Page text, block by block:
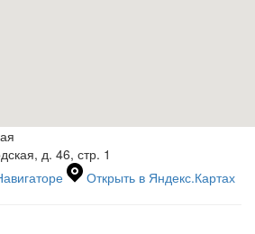
д. 46, стр. 1
Открыть в Яндекс.Картах